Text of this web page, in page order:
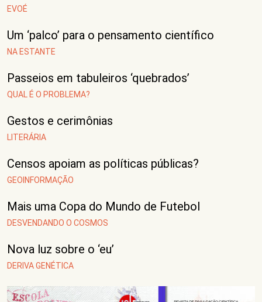
EVOÉ
Um ‘palco’ para o pensamento científico
NA ESTANTE
Passeios em tabuleiros ‘quebrados’
QUAL É O PROBLEMA?
Gestos e cerimônias
LITERÁRIA
Censos apoiam as políticas públicas?
GEOINFORMAÇÃO
Mais uma Copa do Mundo de Futebol
DESVENDANDO O COSMOS
Nova luz sobre o ‘eu’
DERIVA GENÉTICA